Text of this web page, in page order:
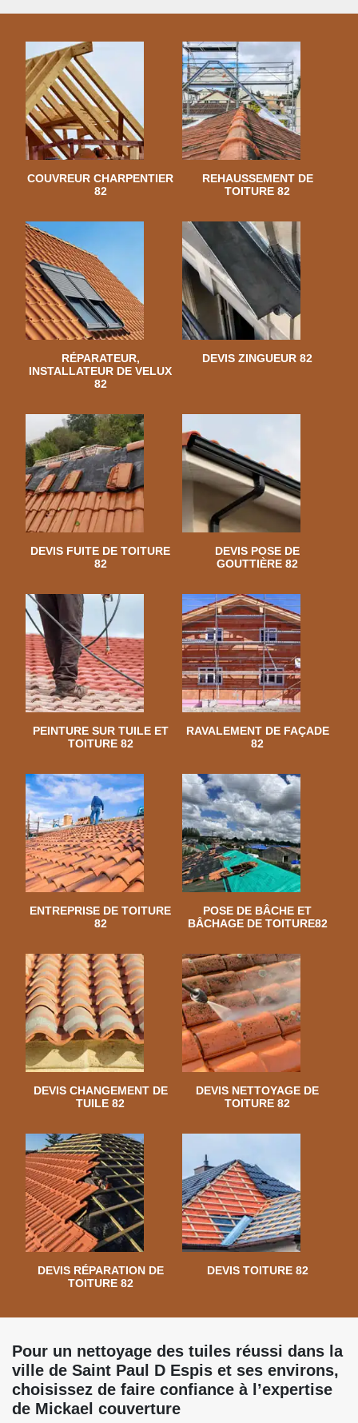
COUVREUR CHARPENTIER
82
REHAUSSEMENT DE
TOITURE 82
RÉPARATEUR,
INSTALLATEUR DE VELUX
82
DEVIS ZINGUEUR 82
DEVIS FUITE DE TOITURE
82
DEVIS POSE DE
GOUTTIÈRE 82
PEINTURE SUR TUILE ET
TOITURE 82
RAVALEMENT DE FAÇADE
82
ENTREPRISE DE TOITURE
82
POSE DE BÂCHE ET
BÂCHAGE DE TOITURE82
DEVIS CHANGEMENT DE
TUILE 82
DEVIS NETTOYAGE DE
TOITURE 82
DEVIS RÉPARATION DE
TOITURE 82
DEVIS TOITURE 82
Pour un nettoyage des tuiles réussi dans la
ville de Saint Paul D Espis et ses environs,
choisissez de faire confiance à l’expertise
de Mickael couverture